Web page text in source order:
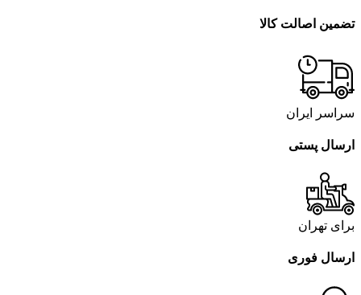
تضمین اصالت کالا
سراسر ایران
ارسال پستی
برای تهران
ارسال فوری